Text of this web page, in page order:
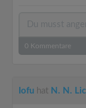
0 Kommentare
Iofu hat N. N.